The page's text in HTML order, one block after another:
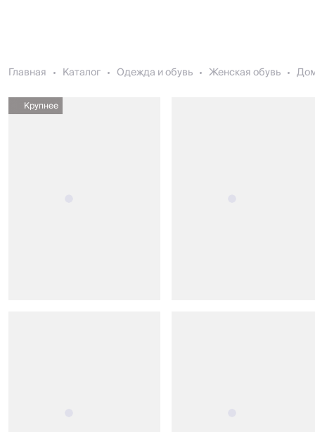
Главная Каталог Одежда и обувь Женская обувь
Крупнее